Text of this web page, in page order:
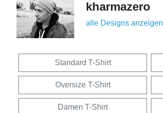
kharmazero
alle Designs anzeigen
Standard T-Shirt
Oversize T-Shirt
Damen T-Shirt